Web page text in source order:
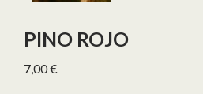
PINO ROJO
7,00€